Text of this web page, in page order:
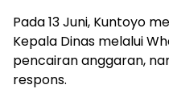
Pada 13 Juni, Kuntoyo
Kepala Dinas melalui
pencairan anggaran,
respons.